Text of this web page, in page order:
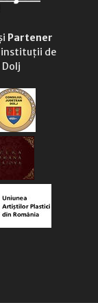
Partener
instituții de